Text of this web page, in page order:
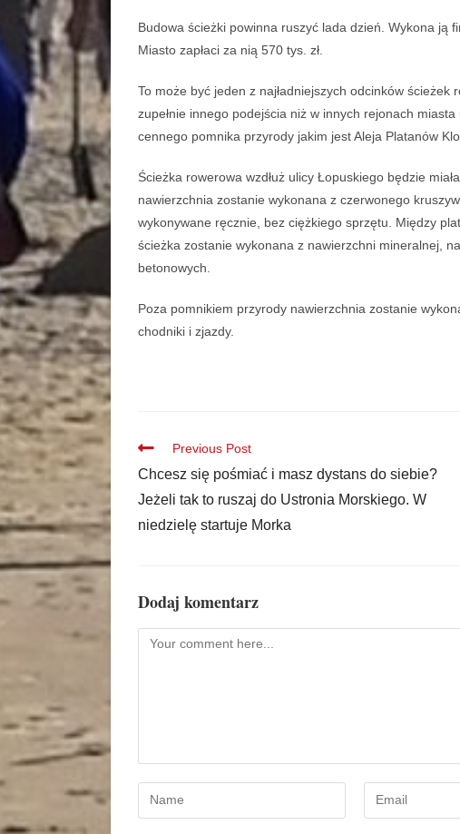
Budowa ścieżki powinna ruszyć lada dzień. Wykona ją
Miasto zapłaci za nią 570 tys. zł.
To może być jeden z najładniejszych odcinków
zupełnie innego podejścia niż w innych rejonach
cennego pomnika przyrody jakim jest Aleja Platanów
Ścieżka rowerowa wzdłuż ulicy Łopuskiego będzie
nawierzchnia zostanie wykonana z czerwonego
wykonywane ręcznie, bez ciężkiego sprzętu. Między
ścieżka zostanie wykonana z nawierzchni mineralnej,
betonowych.
Poza pomnikiem przyrody nawierzchnia zostanie
chodniki i zjazdy.
Previous Post
Chcesz się pośmiać i masz dystans do siebie?
Jeżeli tak to ruszaj do Ustronia Morskiego. W
niedzielę startuje Morka
Dodaj komentarz